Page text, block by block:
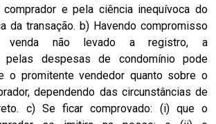
e pela ciência inequívoca do
da transação. b) Havendo compromisso
não levado a registro, a
pelas despesas de condomínio pode
o promitente vendedor quanto sobre o
dependendo das circunstâncias de
c) Se ficar comprovado: (i) que o